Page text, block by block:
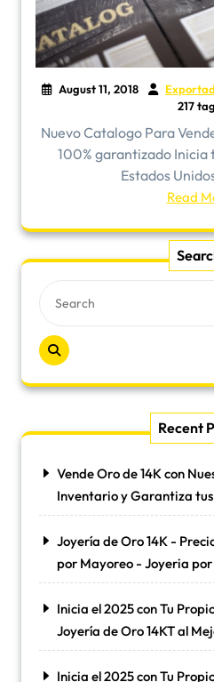
August 11, 2018
217
Nuevo Catalogo Para
100% garantizado Inicia
Estados
Read
Recent
Vende Oro de 14K con
Inventario y Garantiza
Joyería de Oro 14K -
por Mayoreo - Joyeria
Inicia el 2025 con Tu
Joyería de Oro 14KT al
Inicia el 2025 con Tu